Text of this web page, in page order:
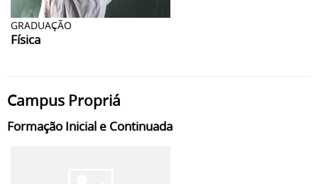
GRADUAÇÃO
Física
Campus Propriá
Formação Inicial e Continuada